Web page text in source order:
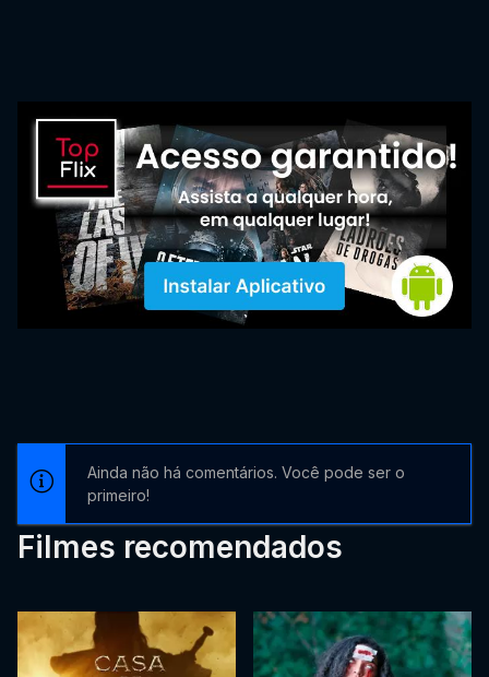
Ainda não há comentários. Você pode ser o
primeiro!
Filmes recomendados